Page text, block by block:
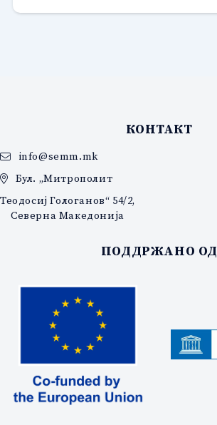
КОНТАКТ
info@semm.mk
Бул. „Митрополит
Теодосиј Гологанов“ 54/2,
Северна Македонија
ПОДДРЖАНО ОД